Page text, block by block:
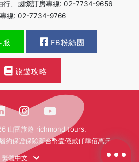
行、國際訂房專線: 02-7734-9656
線: 02-7734-9766
服 FB粉絲團
旅遊攻略
山富旅遊 richmond tours.
約保證保險新台幣壹億貳仟肆佰萬元
繁體中文